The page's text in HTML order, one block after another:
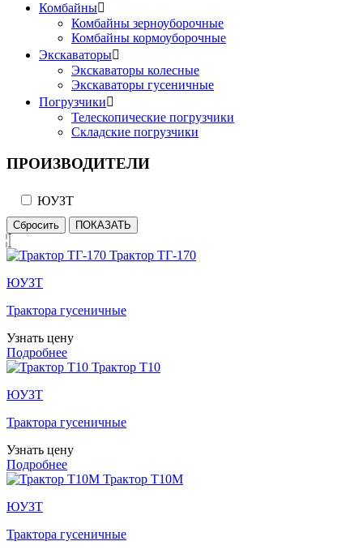
Комбайны
Комбайны зерноуборочные
Комбайны кормоуборочные
Экскаваторы
Экскаваторы колесные
Экскаваторы гусеничные
Погрузчики
Телескопические погрузчики
Складские погрузчики
ПРОИЗВОДИТЕЛИ
ЮУЗТ
Сбросить ПОКАЗАТЬ
Трактор ТГ-170
ЮУЗТ
Трактора гусеничные
Узнать цену
Подробнее
Трактор Т10
ЮУЗТ
Трактора гусеничные
Узнать цену
Подробнее
Трактор Т10М
ЮУЗТ
Трактора гусеничные